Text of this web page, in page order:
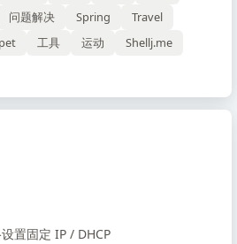
问题解决 Spring
Travel
工具 运动
Shellj.me
置固定 IP / DHCP